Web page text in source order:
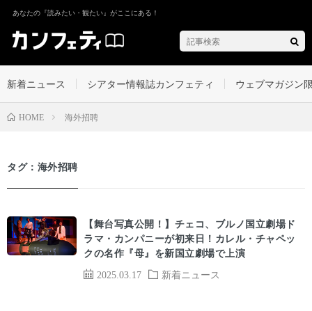
あなたの『読みたい・観たい』がここにある！
新着ニュース シアター情報誌カンフェティ ウェブマガジン
HOME 海外招聘
タグ：海外招聘
2025.03.17 新着ニュース
【舞台写真公開！】チェコ、ブルノ国立劇場ド
ラマ・カンパニーが初来日！カレル・チャペッ
クの名作『母』を新国立劇場で上演